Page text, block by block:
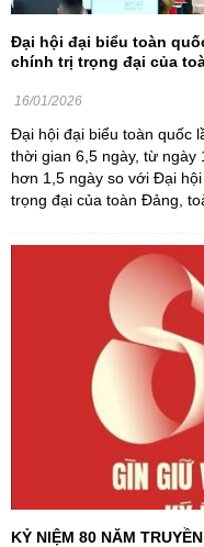
Đại hội đại biểu toàn
chính trị trọng đại của
16/01/2026
Đại hội đại biểu toàn quốc
thời gian 6,5 ngày, từ ngày
hơn 1,5 ngày so với Đại
trọng đại của toàn Đảng,
KỶ NIỆM 80 NĂM